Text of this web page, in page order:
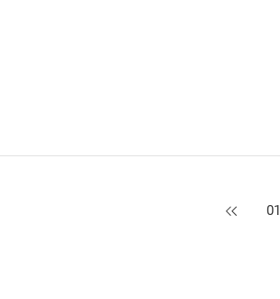
上一页
01